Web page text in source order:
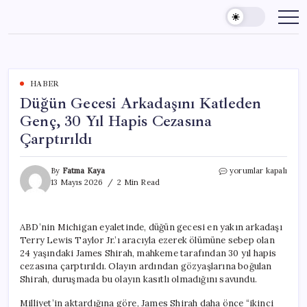
content
HABER
Düğün Gecesi Arkadaşını Katleden
Genç, 30 Yıl Hapis Cezasına
Çarptırıldı
By Fatma Kaya
13 Mayıs 2026
2 Min Read
Düğün
30
Yıl
Hapis
Cezasına
Çarptırıldı
yorumlar kapalı
ABD’nin Michigan eyaletinde, düğün gecesi en yakın arkadaşı
Terry Lewis Taylor Jr.’ı aracıyla ezerek ölümüne sebep olan
24 yaşındaki James Shirah, mahkeme tarafından 30 yıl hapis
cezasına çarptırıldı. Olayın ardından gözyaşlarına boğulan
Shirah, duruşmada bu olayın kasıtlı olmadığını savundu.
Milliyet’in aktardığına göre, James Shirah daha önce “ikinci